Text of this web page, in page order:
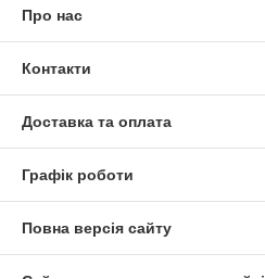
Про нас
Контакти
Доставка та оплата
Графік роботи
Повна версія сайту